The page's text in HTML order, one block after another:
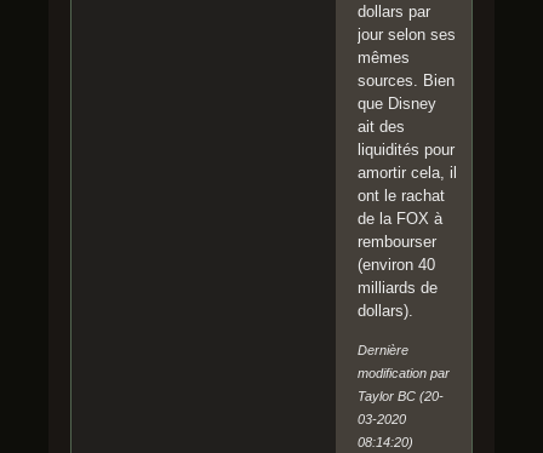
dollars par
jour selon ses
mêmes
sources. Bien
que Disney
ait des
liquidités pour
amortir cela, il
ont le rachat
de la FOX à
rembourser
(environ 40
milliards de
dollars).
Dernière
modification par
Taylor BC (20-
03-2020
08:14:20)